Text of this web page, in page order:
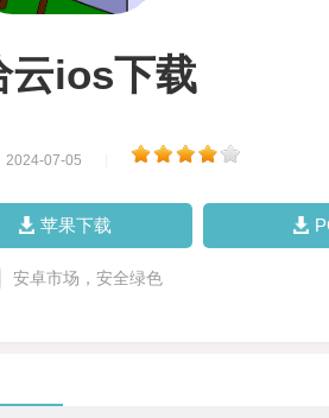
云ios下载
2024-07-05
苹果下载
安卓市场，安全绿色